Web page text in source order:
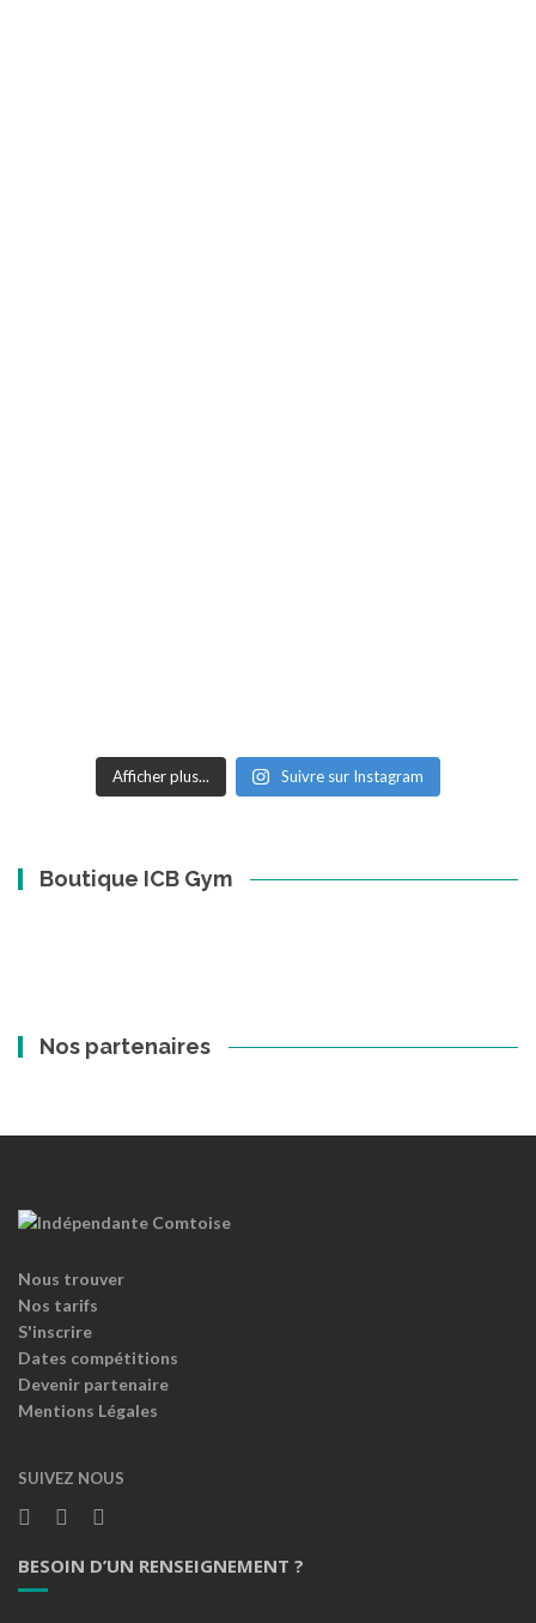
Afficher plus... Suivre sur Instagram
Boutique ICB Gym
Nos partenaires
Nous trouver
Nos tarifs
S'inscrire
Dates compétitions
Devenir partenaire
Mentions Légales
SUIVEZ NOUS
BESOIN D’UN RENSEIGNEMENT ?